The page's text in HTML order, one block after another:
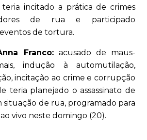
teria incitado a prática de crimes
de rua e participado
de tortura.
Franco:acusado de maus-
indução à automutilação,
incitação ao crime e corrupção
teria planejado o assassinato de
de rua, programado para
vivo neste domingo (20).